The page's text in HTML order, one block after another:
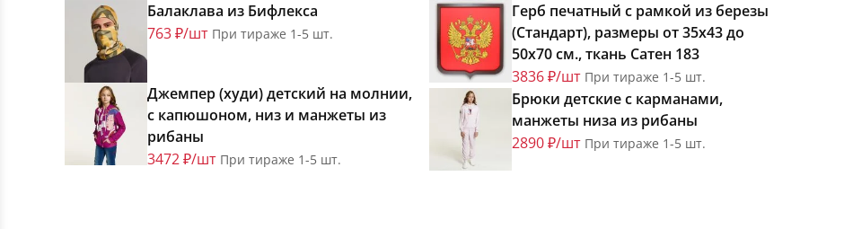
Балаклава из Бифлекса
763 ₽/шт При тираже 1-5 шт.
Джемпер (худи) детский на молнии,
с капюшоном, низ и манжеты из
рибаны
3472 ₽/шт При тираже 1-5 шт.
Герб печатный с рамкой из березы
(Стандарт), размеры от 35х43 до
50х70 см., ткань Сатен 183
3836 ₽/шт При тираже 1-5 шт.
Брюки детские с карманами,
манжеты низа из рибаны
2890 ₽/шт При тираже 1-5 шт.